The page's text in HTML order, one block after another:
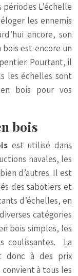
L’échelle
les ennemis
encore, son
bois est encore un
Pourtant, il
les échelles sont
bois pour vos
bois
est utilisé dans
navales, les
d’autres. Il est
des sabotiers et
d’échelles, en
catégories
bois simples, les
coulissantes. La
donc à des prix
à tous les